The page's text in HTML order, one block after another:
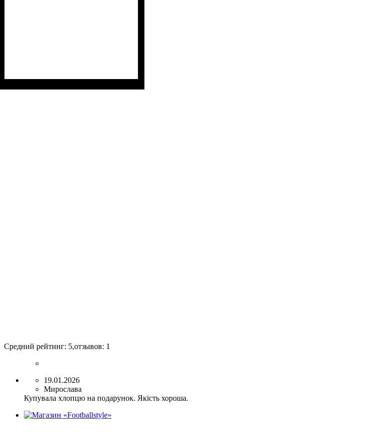
Средний рейтинг: 5,отзывов: 1
19.01.2026
Мирослава
Купувала хлопцю на подарунок. Якість хороша.